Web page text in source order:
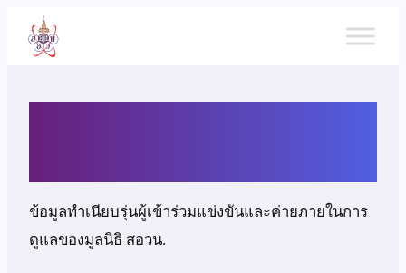
เนื้อหา
ข้อมูลทำเนียบรุ่นผู้เข้าร่วมแข่งขันและค่ายภายในการ
ดูแลของมูลนิธิ สอวน.